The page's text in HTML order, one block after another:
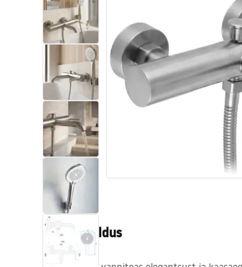
Vajub ära
Vannid ja ekraanid
Vannitoa segistid
Vannitoas dušid
Köök
Vannitoa tarvikud
Tootekirjeldus